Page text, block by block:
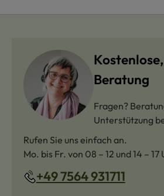
Beratung
Fragen?
Unterstützung
Rufen Sie uns einfach an.
Mo. bis Fr. von 08 – 12 und 14 – 17
+49 7564 931711